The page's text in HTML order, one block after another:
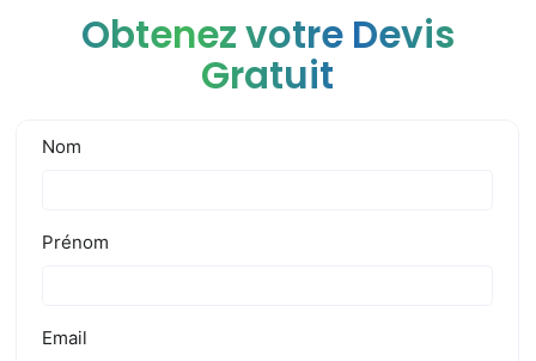
Obtenez votre Devis
Gratuit